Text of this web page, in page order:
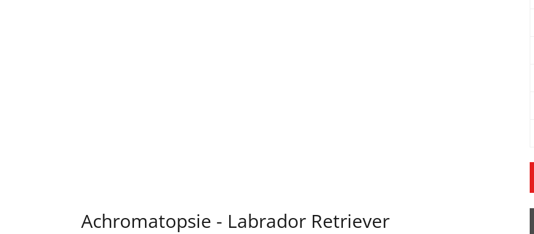
Achromatopsie - Labrador Retriever